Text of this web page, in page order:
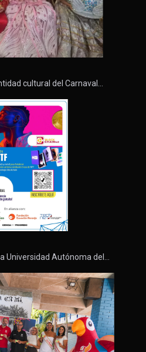
cultural del Carnaval…
Universidad Autónoma del…